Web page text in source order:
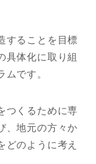
することを目標
具体化に取り組
です。
つくるために専
、地元の方々か
どのように考え